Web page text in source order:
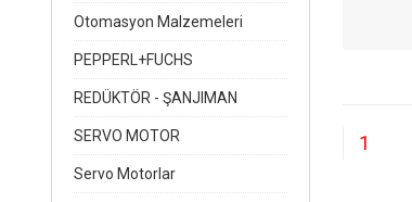
Otomasyon Malzemeleri
PEPPERL+FUCHS
REDÜKTÖR - ŞANJIMAN
SERVO MOTOR
Servo Motorlar
1